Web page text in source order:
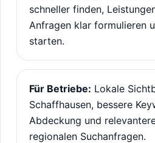
schneller finden,
Anfragen klar formulieren
starten.
Für Betriebe: Lokale
Schaffhausen, bessere
Abdeckung und
regionalen Suchanfragen.